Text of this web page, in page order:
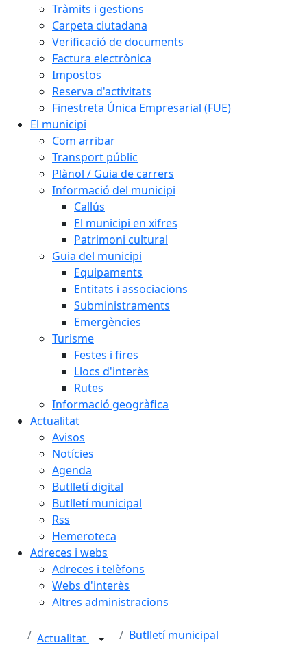
Tràmits i gestions
Carpeta ciutadana
Verificació de documents
Factura electrònica
Impostos
Reserva d'activitats
Finestreta Única Empresarial (FUE)
El municipi
Com arribar
Transport públic
Plànol / Guia de carrers
Informació del municipi
Callús
El municipi en xifres
Patrimoni cultural
Guia del municipi
Equipaments
Entitats i associacions
Subministraments
Emergències
Turisme
Festes i fires
Llocs d'interès
Rutes
Informació geogràfica
Actualitat
Avisos
Notícies
Agenda
Butlletí digital
Butlletí municipal
Rss
Hemeroteca
Adreces i webs
Adreces i telèfons
Webs d'interès
Altres administracions
Actualitat Butlletí municipal